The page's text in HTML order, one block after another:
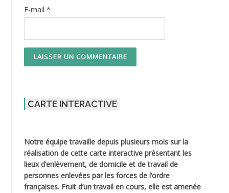
E-mail *
CARTE INTERACTIVE
Notre équipe travaille depuis plusieurs mois sur la
réalisation de cette carte interactive présentant les
lieux d’enlèvement, de domicile et de travail de
personnes enlevées par les forces de l’ordre
françaises. Fruit d’un travail en cours, elle est amenée